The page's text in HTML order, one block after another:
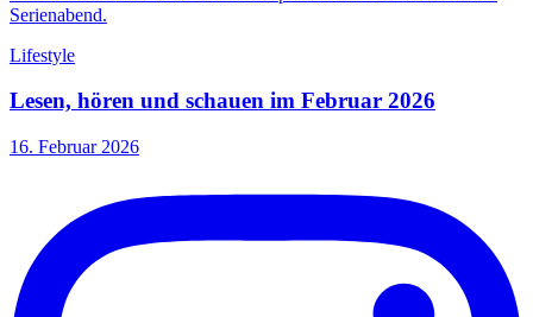
Lifestyle
Lesen, hören und schauen im Februar 2026
16. Februar 2026